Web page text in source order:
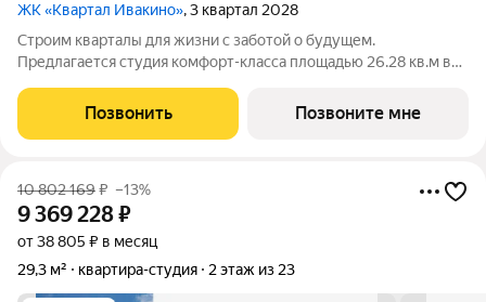
ЖК «Квартал Ивакино», 3 квартал 2028
Строим кварталы для жизни с заботой о будущем.
Предлагается студия комфорт-класса площадью 26.28 кв.м в
комплексе "Квартал Ивакино".Позаботились о вашем
времени, поэтому квартиры доступны с
Позвонить Позвоните мне
10 802 169₽ –13%
9 369 228₽
от 38 805 ₽ в месяц
29,3 м²
квартира-студия 2 этаж из 23